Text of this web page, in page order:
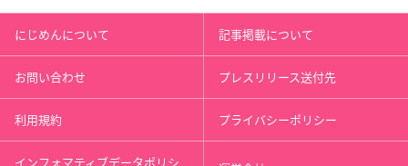
にじめんについて 記事掲載について
お問い合わせ プレスリリース送付先
利用規約 プライバシーポリシー
インフォマティブデータポリシ